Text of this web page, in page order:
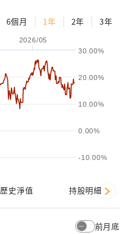
6個月 1年 2年 3年
2026/05
-10.00%
0.00%
10.00%
20.00%
30.00%
-%
歷史淨值 持股明細
前月底